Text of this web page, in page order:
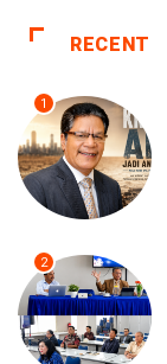
RECENT
1
2